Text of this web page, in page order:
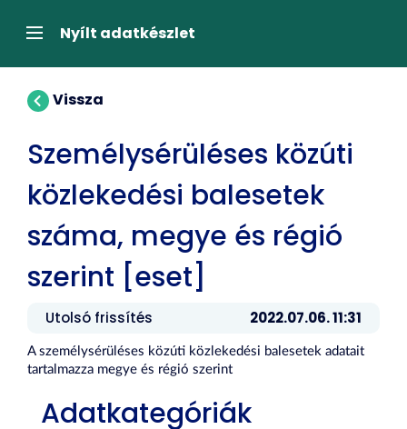
átugrásaNavigációNyílt adatkészlet
Vissza
Személysérüléses közúti
közlekedési balesetek
száma, megye és régió
szerint [eset]
Utolsó frissítés 2022.07.06. 11:31
A személysérüléses közúti közlekedési balesetek adatait
tartalmazza megye és régió szerint
Adatkategóriák